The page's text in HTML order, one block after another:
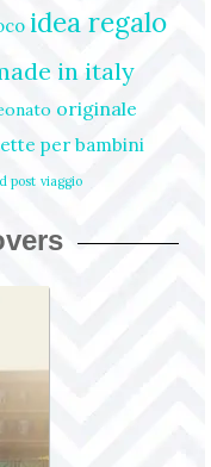
idea regalo
in italy
originale
per bambini
post viaggio